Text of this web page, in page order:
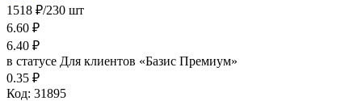
1518 ₽/230 шт
6.60 ₽
6.40 ₽
в статусе Для клиентов «Базис Премиум»
0.35 ₽
Код: 31895